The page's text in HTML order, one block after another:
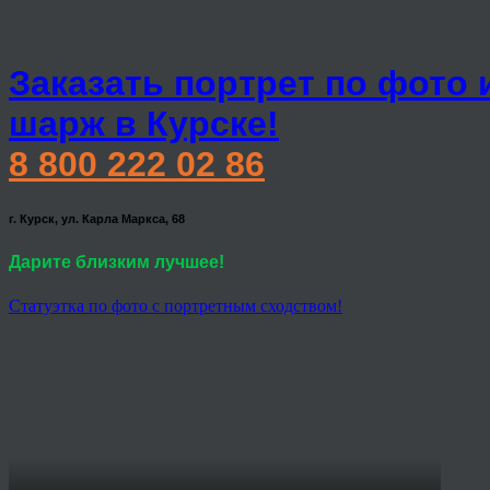
Заказать портрет по фото
шарж в Курске!
8 800 222 02 86
г. Курск, ул. Карла Маркса, 68
Дарите близким лучшее!
Статуэтка по фото с портретным сходством!